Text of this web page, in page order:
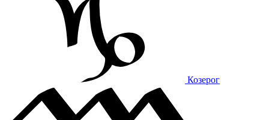
Козерог